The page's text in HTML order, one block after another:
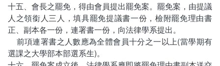
十五、會長之罷免，得由會員提出罷免案。罷免案，由提議
人之領銜人三人，填具罷免提議書一份，檢附罷免理由書
正、副本各一份，連署書一份，向法律學系提出。
前項連署書之人數應為全體會員十分之一以上(當學期有
選課之大學部本部選系生)。